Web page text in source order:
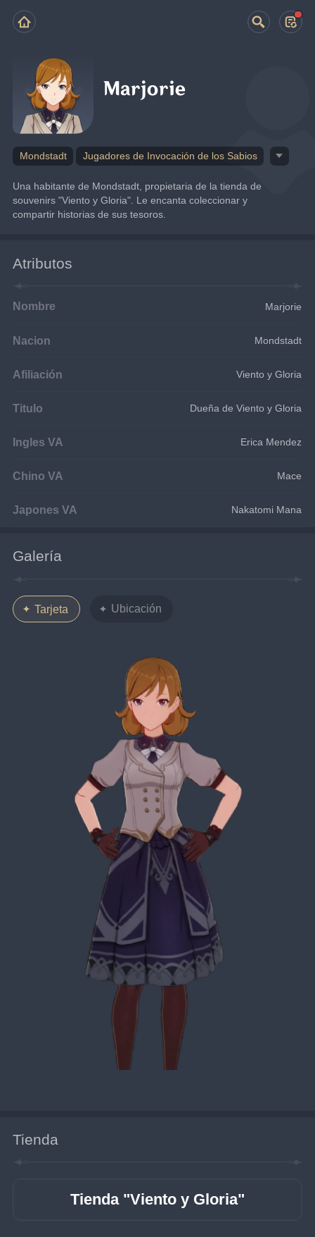
Marjorie
Mondstadt Jugadores de Invocación de los Sabios
Una habitante de Mondstadt, propietaria de la tienda de
souvenirs "Viento y Gloria". Le encanta coleccionar y
compartir historias de sus tesoros.
Atributos
Nombre Marjorie
Nacion Mondstadt
Afiliación Viento y Gloria
Titulo Dueña de Viento y Gloria
Ingles VA Erica Mendez
Chino VA Mace
Japones VA Nakatomi Mana
Galería
Tarjeta Ubicación
Tienda
Tienda "Viento y Gloria"